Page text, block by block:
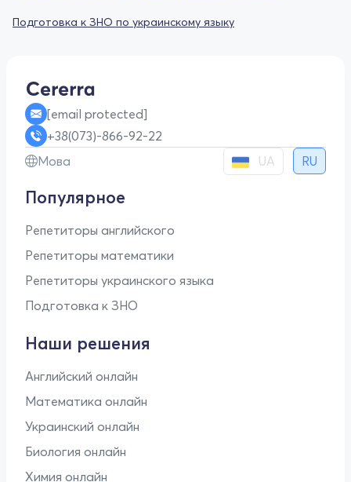
Подготовка к ЗНО по украинскому языку
[email protected]
+38(073)-866-92-22
Мова
UA RU
Популярное
Репетиторы английского
Репетиторы математики
Репетиторы украинского языка
Подготовка к ЗНО
Наши решения
Английский онлайн
Математика онлайн
Украинский онлайн
Биология онлайн
Химия онлайн